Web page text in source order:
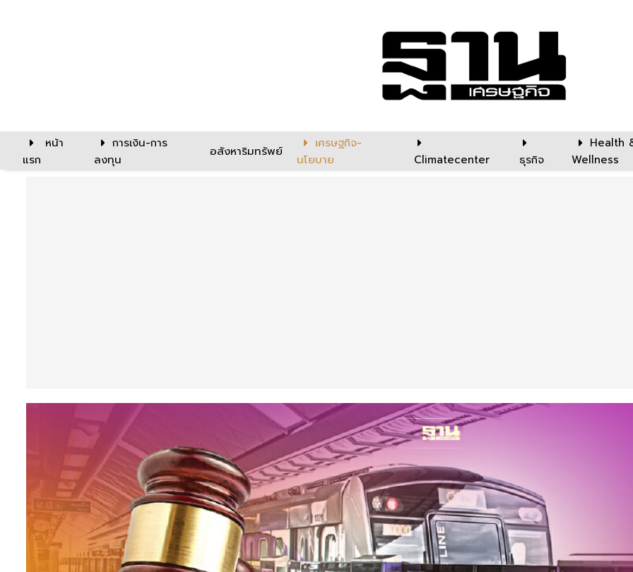
หน้า
แรก
การเงิน-การ
ลงทุน
อสังหาริมทรัพย์
เศรษฐกิจ-
นโยบาย
Climatecenter ธุรกิจ
Health
Wellness